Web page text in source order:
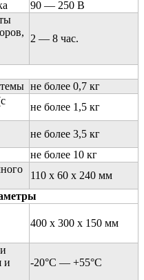
90 — 250 В
2 — 8 час.
не более 0,7 кг
не более 1,5 кг
не более 3,5 кг
не более 10 кг
110 х 60 х 240 мм
400 x 300 x 150 мм
и
-20°С — +55°С